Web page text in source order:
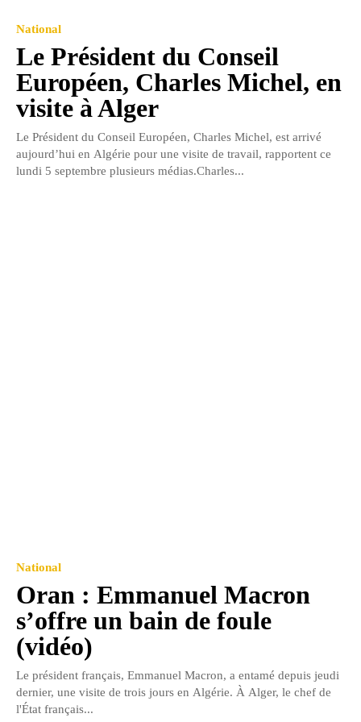
National
Le Président du Conseil
Européen, Charles Michel, en
visite à Alger
Le Président du Conseil Européen, Charles Michel, est arrivé
aujourd’hui en Algérie pour une visite de travail, rapportent ce
lundi 5 septembre plusieurs médias.Charles...
National
Oran : Emmanuel Macron
s’offre un bain de foule
(vidéo)
Le président français, Emmanuel Macron, a entamé depuis jeudi
dernier, une visite de trois jours en Algérie. À Alger, le chef de
l'État français...